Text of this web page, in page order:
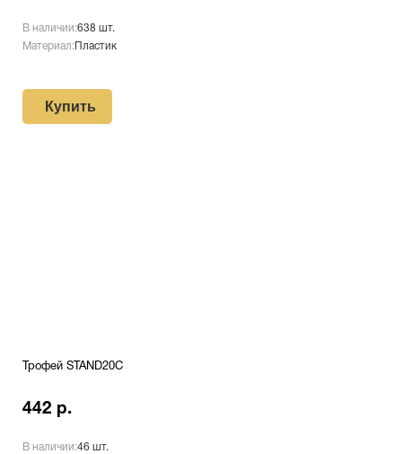
В наличии:638 шт.
Материал: Пластик
Купить
Трофей STAND20C
442 р.
В наличии:46 шт.